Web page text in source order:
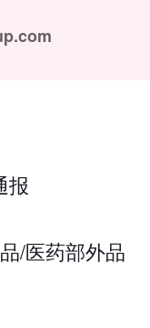
报
/医药部外品